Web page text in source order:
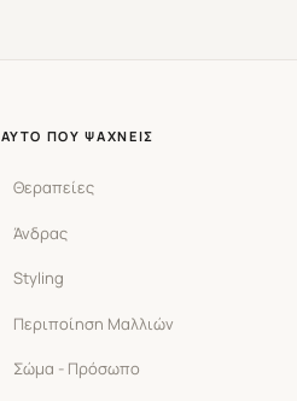
ΑΥΤΌ ΠΟΥ ΨΆΧΝΕΙΣ
Θεραπείες
Άνδρας
Styling
Περιποίηση Μαλλιών
Σώμα - Πρόσωπο